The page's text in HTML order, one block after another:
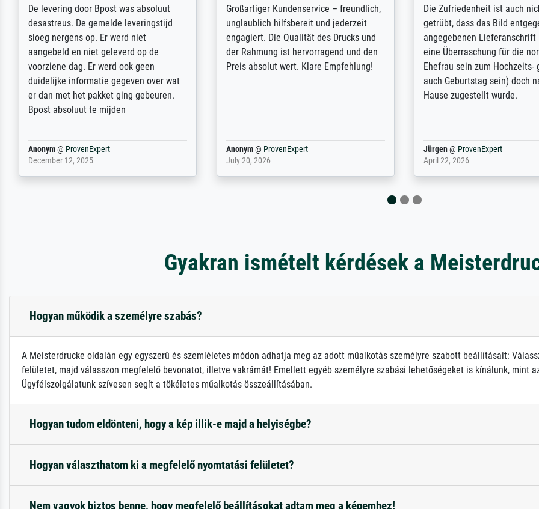
Sehr gute Qualität des Leinwanddrucks
und des Rahmens! Unser Bild wurde
sehr sorgfältig und sicher verpackt, so
dass es unbeschadet bei uns ankam. Es
wird nicht unser letzter Meisterdruck
sein. Vielen Dank!
Reinhold,@ProvenExpert
April 22, 2026
Für ein Erinnerungsbuch mit der
Feldpost meines Großvaters aus dem 1.
Weltkrieg benötigte ich ein
ausdrucksvolles Bild. Das habe ich bei
Ihnen gefunden. Bei der Auswahl der
weiter. Vielen ...
Margot@ProvenExpert
February 20, 2026
Hervorragende Qualität.
vieles anpassen lassen, wie
Randentfernung, Farbe,
Kontrast und Weiteres. Sehr
Kontaktperson per Mail. Das
Kunstdruck) wurde sehr gut
sehr starke Papprolle mit
Anonym@ProvenExpert
August 12, 2025
Gyakran ismételt kérdések a
Hogyan működik a személyre szabás?
A Meisterdrucke oldalán egy egyszerű és szemléletes módon adhatja meg az adott műalkotás személyre szabott beállításait:
felületet, majd válasszon megfelelő bevonatot, illetve vakrámát! Emellett egyéb személyre szabási lehetőségeket is kínálunk, mint
Ügyfélszolgálatunk szívesen segít a tökéletes műalkotás összeállításában.
Hogyan tudom eldönteni, hogy a kép illik-e majd a helyiségbe?
Hogyan választhatom ki a megfelelő nyomtatási felületet?
Nem vagyok biztos benne, hogy megfelelő beállításokat adtam meg a képemhez!